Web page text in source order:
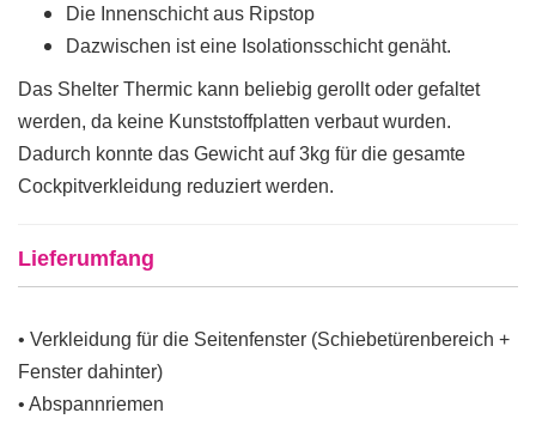
Die Innenschicht aus Ripstop
Dazwischen ist eine Isolationsschicht genäht.
Das Shelter Thermic kann beliebig gerollt oder gefaltet
werden, da keine Kunststoffplatten verbaut wurden.
Dadurch konnte das Gewicht auf 3kg für die gesamte
Cockpitverkleidung reduziert werden.
Lieferumfang
• Verkleidung für die Seitenfenster (Schiebetürenbereich +
Fenster dahinter)
• Abspannriemen